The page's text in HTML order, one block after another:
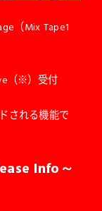
（Mix Tape1
（※）受付
される機能で
Info～